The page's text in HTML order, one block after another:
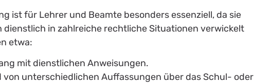
ist für Lehrer und Beamte besonders essenziell, da sie
in zahlreiche rechtliche Situationen verwickelt
etwa:
mit dienstlichen Anweisungen.
unterschiedlichen Auffassungen über das Schul- oder